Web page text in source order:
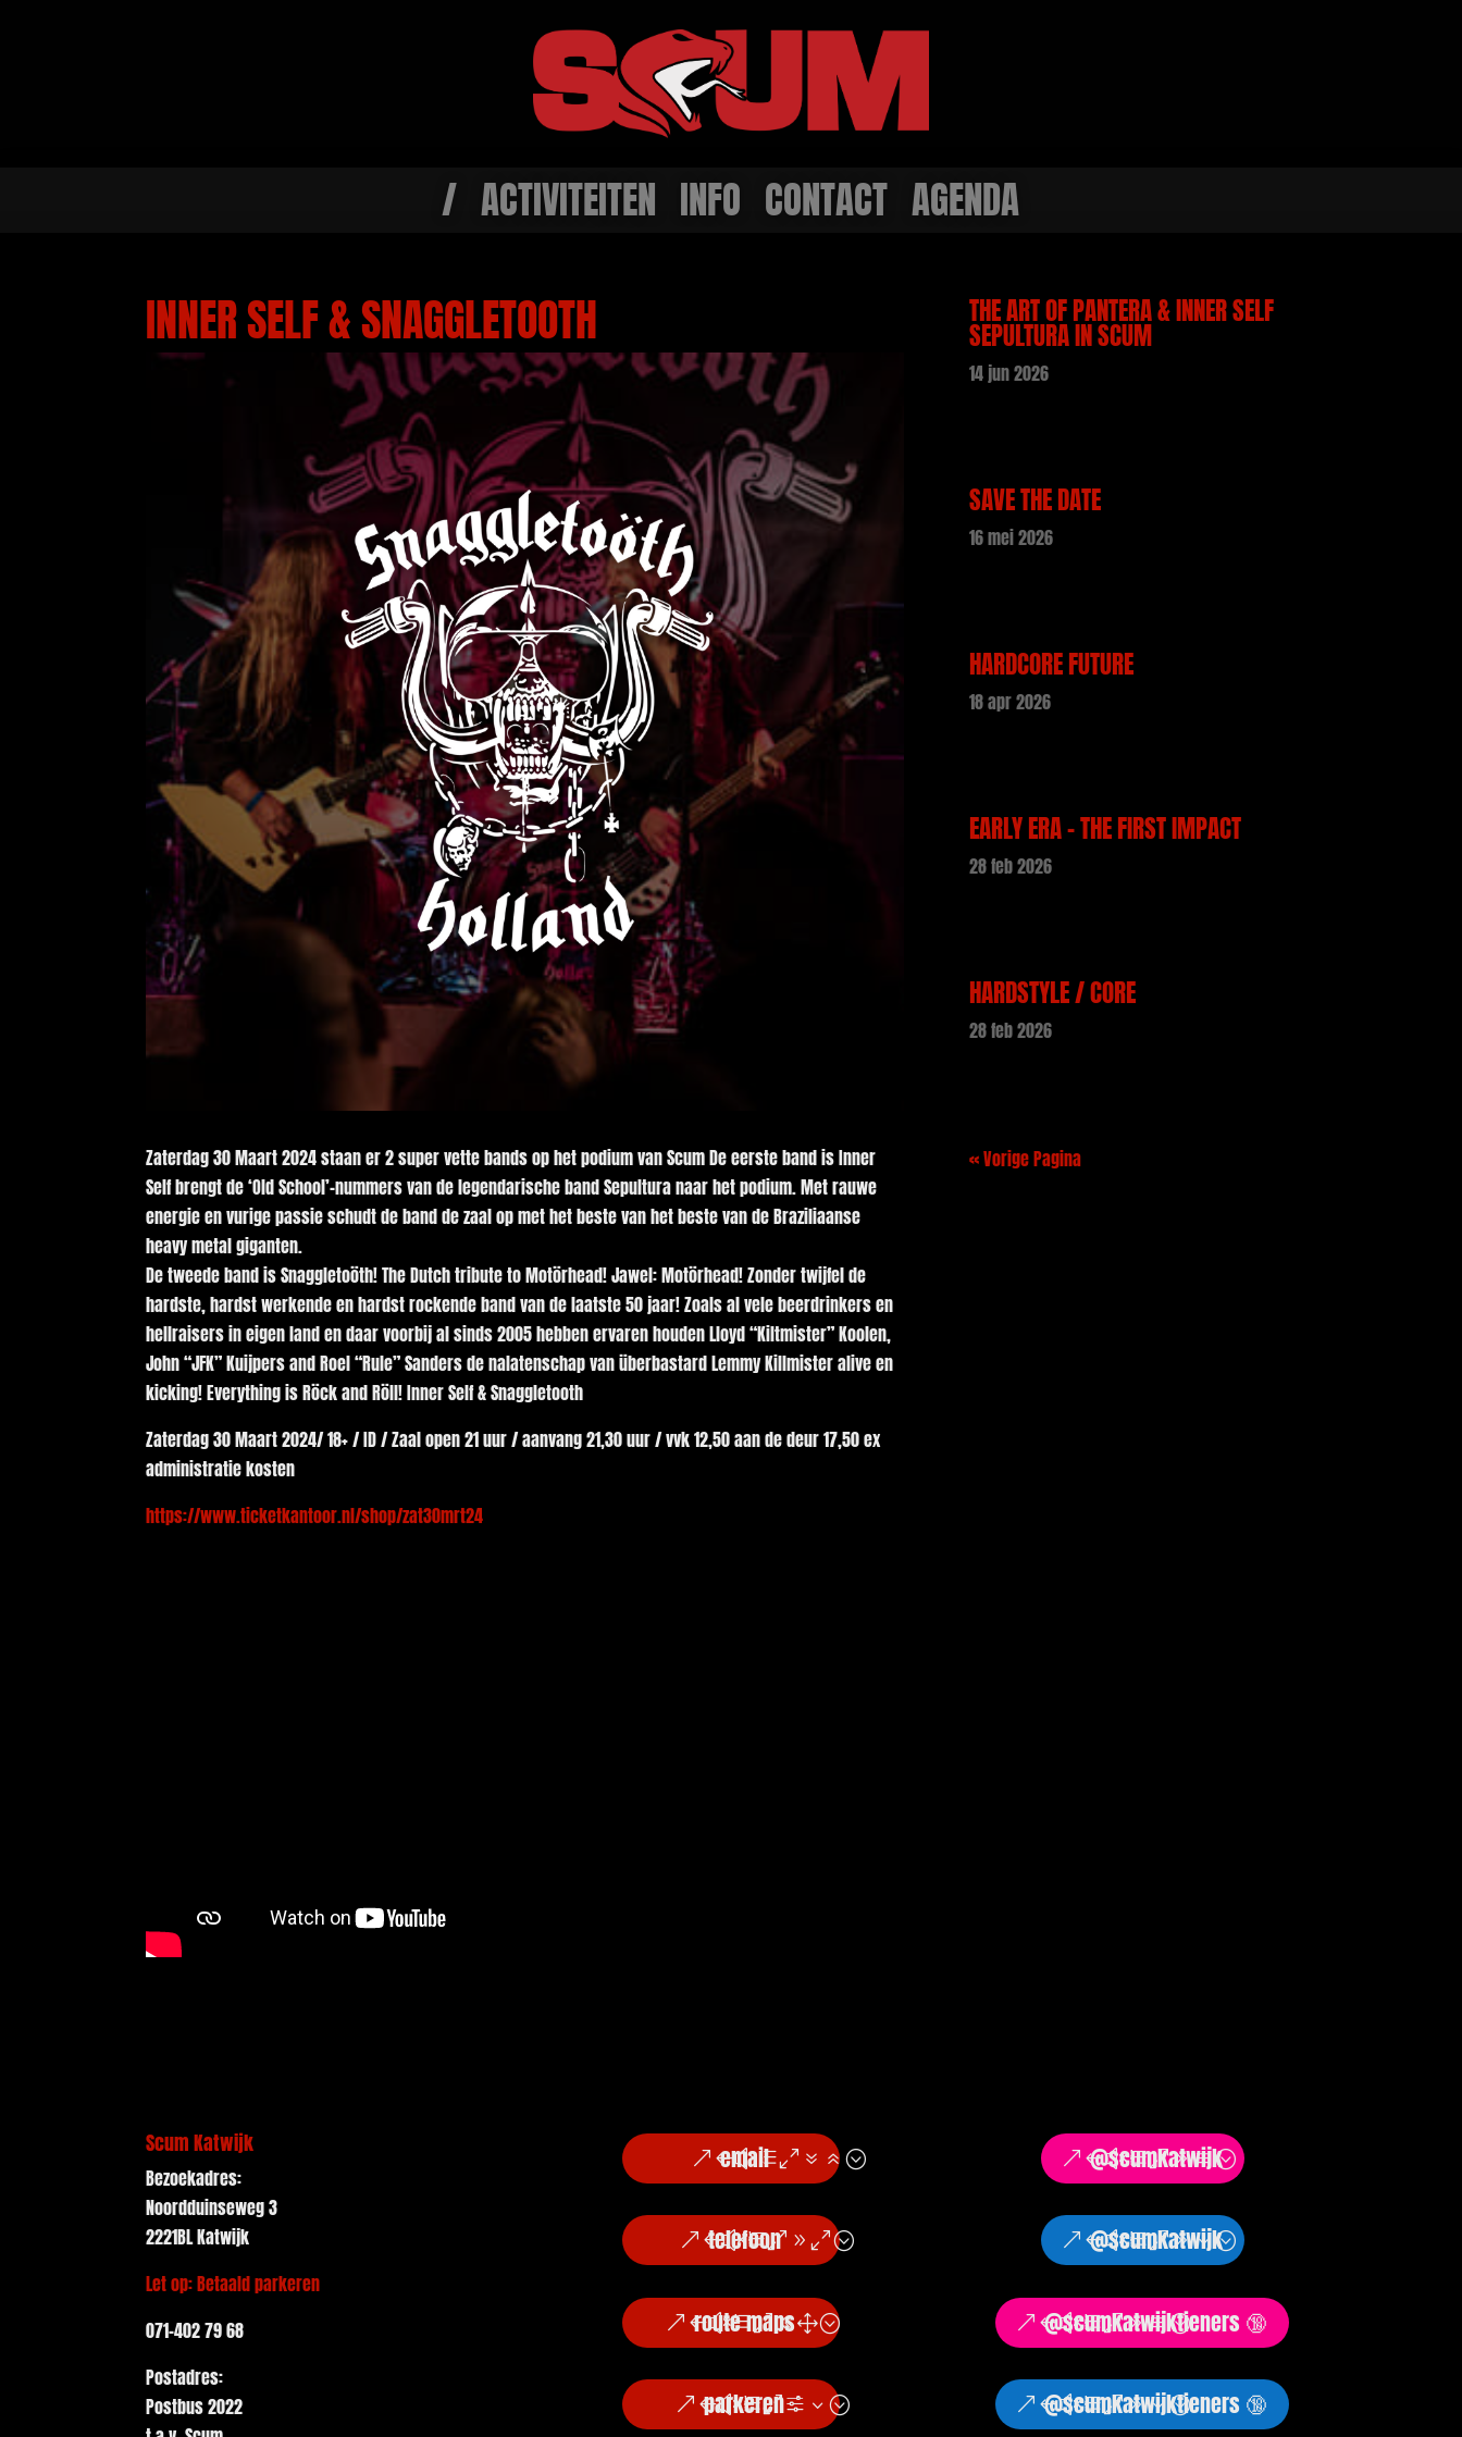
/ ACTIVITEITEN INFO CONTACT AGENDA
INNER SELF & SNAGGLETOOTH
Zaterdag 30 Maart 2024 staan er 2 super vette bands op het podium van Scum De eerste band is Inner
Self brengt de ‘Old School’-nummers van de legendarische band Sepultura naar het podium. Met rauwe
energie en vurige passie schudt de band de zaal op met het beste van het beste van de Braziliaanse
heavy metal giganten.
De tweede band is Snaggletoöth! The Dutch tribute to Motörhead! Jawel: Motörhead! Zonder twijfel de
hardste, hardst werkende en hardst rockende band van de laatste 50 jaar! Zoals al vele beerdrinkers en
hellraisers in eigen land en daar voorbij al sinds 2005 hebben ervaren houden Lloyd “Kiltmister” Koolen,
John “JFK” Kuijpers and Roel “Rule” Sanders de nalatenschap van überbastard Lemmy Killmister alive en
kicking! Everything is Röck and Röll! Inner Self & Snaggletooth
Zaterdag 30 Maart 2024/ 18+ / ID / Zaal open 21 uur / aanvang 21,30 uur / vvk 12,50 aan de deur 17,50 ex
administratie kosten
https://www.ticketkantoor.nl/shop/zat30mrt24
THE ART OF PANTERA & INNER SELF
SEPULTURA IN SCUM
14 jun 2026
SAVE THE DATE
16 mei 2026
HARDCORE FUTURE
18 apr 2026
EARLY ERA – THE FIRST IMPACT
28 feb 2026
HARDSTYLE / CORE
28 feb 2026
« Vorige Pagina
Scum Katwijk
Bezoekadres:
Noordduinseweg 3
2221BL Katwijk
Let op: Betaald parkeren
071-402 79 68
Postadres:
Postbus 2022
email
telefoon
route maps
parkeren
@scumkatwijk
@scumkatwijk
@scumkatwijktieners 🔞
@scumkatwijktieners 🔞